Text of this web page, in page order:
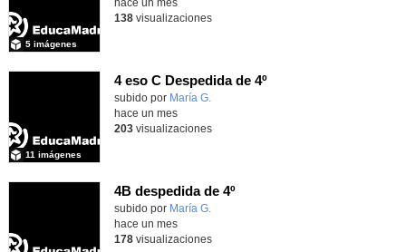
5 imágenes
hace un mes
138visualizaciones
4 eso C Despedida de 4º
Contenido educativo.
subido por María G.
11 imágenes
hace un mes
203visualizaciones
4B despedida de 4º
Contenido educativo.
subido por María G.
hace un mes
178visualizaciones